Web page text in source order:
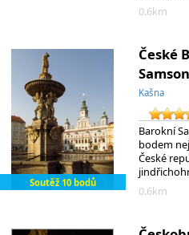
0.6km
Soutěž 10 bodů
České
Kašna
Barokní
bodem
České
0.6km